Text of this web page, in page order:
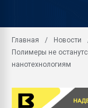
Главная
Новости
Полимеры не
нанотехнологиям